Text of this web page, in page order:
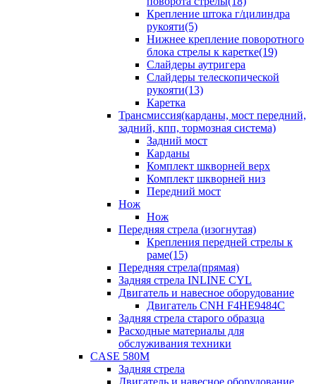
Крепление штока г/цилиндра
рукояти(5)
Нижнее крепление поворотного
блока стрелы к каретке(19)
Слайдеры аутригера
Слайдеры телескопической
рукояти(13)
Каретка
Трансмиссия(карданы, мост передний,
задний, кпп, тормозная система)
Задний мост
Карданы
Комплект шкворней верх
Комплект шкворней низ
Передний мост
Нож
Нож
Передняя стрела (изогнутая)
Крепления передней стрелы к
раме(15)
Передняя стрела(прямая)
Задняя стрела INLINE CYL
Двигатель и навесное оборудование
Двигатель CNH F4HE9484C
Задняя стрела старого образца
Расходные материалы для
обслуживания техники
CASE 580M
Задняя стрела
Двигатель и навесное оборудование